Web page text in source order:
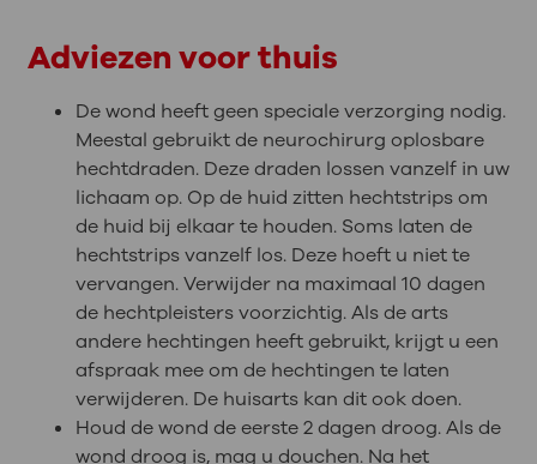
Adviezen voor thuis
De wond heeft geen speciale verzorging nodig.
Meestal gebruikt de neurochirurg oplosbare
hechtdraden. Deze draden lossen vanzelf in uw
lichaam op. Op de huid zitten hechtstrips om
de huid bij elkaar te houden. Soms laten de
hechtstrips vanzelf los. Deze hoeft u niet te
vervangen. Verwijder na maximaal 10 dagen
de hechtpleisters voorzichtig. Als de arts
andere hechtingen heeft gebruikt, krijgt u een
afspraak mee om de hechtingen te laten
verwijderen. De huisarts kan dit ook doen.
Houd de wond de eerste 2 dagen droog. Als de
wond droog is, mag u douchen. Na het